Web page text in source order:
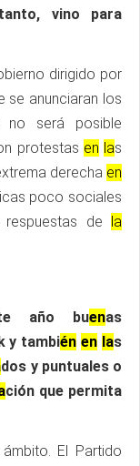
vino para
dirigido por
se anunciaran los
no será posible
protestas en las
derecha en
poco sociales
de la
año buenas
y también en las
dos y puntuales o
ción que permita
El Partido